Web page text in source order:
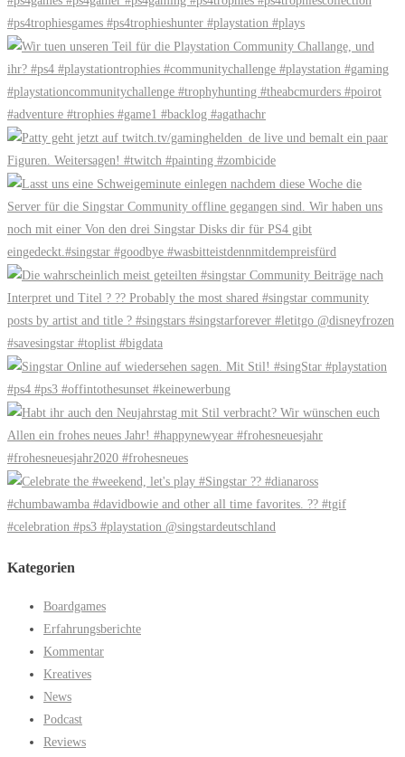
Kategorien
Boardgames
Erfahrungsberichte
Kommentar
Kreatives
News
Podcast
Reviews